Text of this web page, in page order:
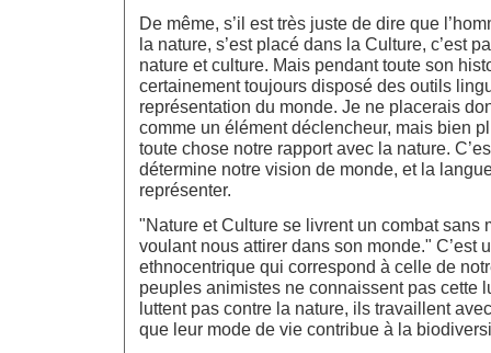
De même, s’il est très juste de dire que
la nature, s’est placé dans la Culture, c’est
nature et culture. Mais pendant toute son
certainement toujours disposé des outils
représentation du monde. Je ne placerais
comme un élément déclencheur, mais bien
toute chose notre rapport avec la nature.
détermine notre vision de monde, et la
représenter.
"Nature et Culture se livrent un combat sans
voulant nous attirer dans son monde." C’est
ethnocentrique qui correspond à celle de
peuples animistes ne connaissent pas cette
luttent pas contre la nature, ils travaillent
que leur mode de vie contribue à la